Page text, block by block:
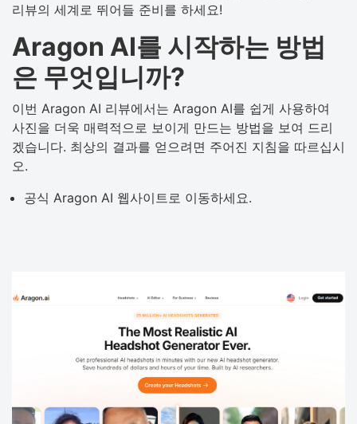
리뷰의 세계로 뛰어들 준비를 하세요!
Aragon AI를 시작하는 방법
은 무엇입니까?
이번 Aragon AI 리뷰에서는 Aragon AI를 쉽게 사용하여
사진을 더욱 매력적으로 보이게 만드는 방법을 보여 드리
겠습니다. 최상의 결과를 얻으려면 주어진 지침을 따르십시
오.
공식 Aragon AI 웹사이트로 이동하세요.